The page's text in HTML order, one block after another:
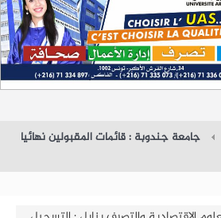
جامعة جندوبة : قائمات المقبولين نهائيا